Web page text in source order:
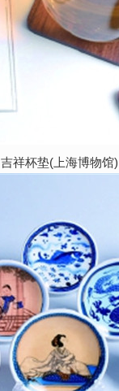
吉祥杯垫(上海博物馆)